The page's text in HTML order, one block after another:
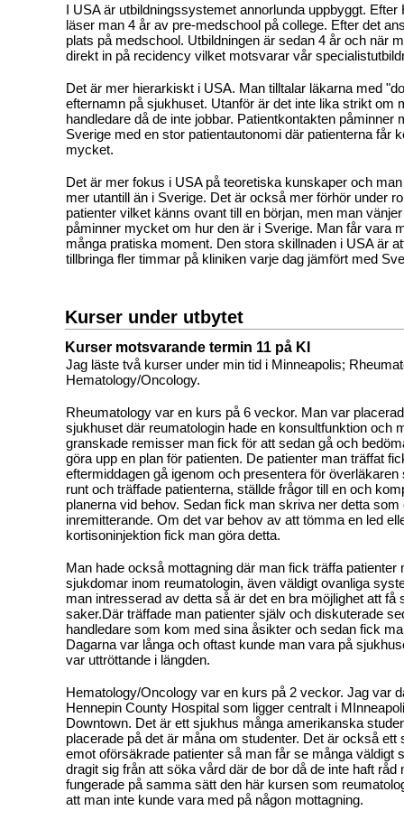
I USA är utbildningssystemet annorlunda uppbyggt. Efter
läser man 4 år av pre-medschool på college. Efter det
plats på medschool. Utbildningen är sedan 4 år och när
direkt in på recidency vilket motsvarar vår
Det är mer hierarkiskt i USA. Man tilltalar läkarna med
efternamn på sjukhuset. Utanför är det inte lika strikt om
handledare då de inte jobbar. Patientkontakten påminner
Sverige med en stor patientautonomi där patienterna får
mycket.
Det är mer fokus i USA på teoretiska kunskaper och
mer utantill än i Sverige. Det är också mer förhör under
patienter vilket känns ovant till en början, men man
påminner mycket om hur den är i Sverige. Man får vara
många pratiska moment. Den stora skillnaden i USA är
tillbringa fler timmar på kliniken varje dag jämfört med
Kurser under utbytet
Kurser motsvarande termin 11 på KI
Jag läste två kurser under min tid i Minneapolis;
Hematology/Oncology.
Rheumatology var en kurs på 6 veckor. Man var
sjukhuset där reumatologin hade en konsultfunktion och
granskade remisser man fick för att sedan gå och
göra upp en plan för patienten. De patienter man träffat
eftermiddagen gå igenom och presentera för
runt och träffade patienterna, ställde frågor till en och
planerna vid behov. Sedan fick man skriva ner detta
inremitterande. Om det var behov av att tömma en led
kortisoninjektion fick man göra detta.
Man hade också mottagning där man fick träffa patienter
sjukdomar inom reumatologin, även väldigt ovanliga
man intresserad av detta så är det en bra möjlighet att få
saker.Där träffade man patienter själv och diskuterade
handledare som kom med sina åsikter och sedan fick
Dagarna var långa och oftast kunde man vara på
var uttröttande i längden.
Hematology/Oncology var en kurs på 2 veckor. Jag var
Hennepin County Hospital som ligger centralt i
Downtown. Det är ett sjukhus många amerikanska
placerade på det är måna om studenter. Det är också ett
emot oförsäkrade patienter så man får se många väldigt
dragit sig från att söka vård där de bor då de inte haft råd
fungerade på samma sätt den här kursen som
att man inte kunde vara med på någon mottagning.